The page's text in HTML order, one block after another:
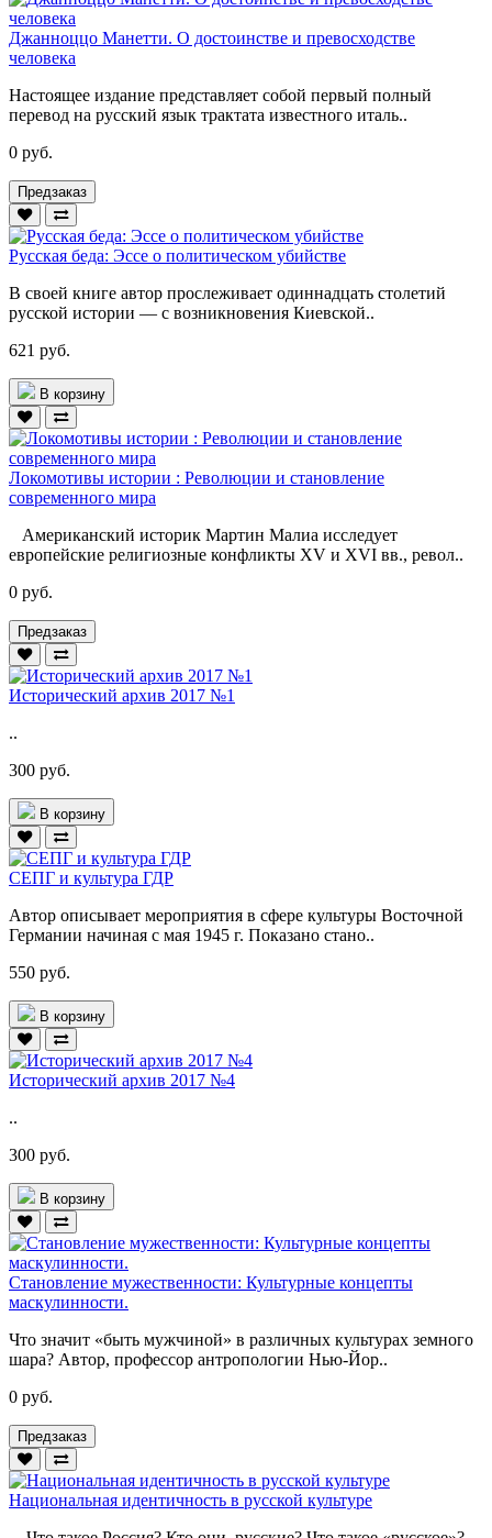
Джанноццо Манетти. О достоинстве и превосходстве
человека
Настоящее издание представляет собой первый полный
перевод на русский язык трактата известного италь..
0 руб.
Предзаказ
Русская беда: Эссе о политическом убийстве
В своей книге автор прослеживает одиннадцать столетий
русской истории — с возникновения Киевской..
621 руб.
В корзину
Локомотивы истории : Революции и становление
современного мира
Американский историк Мартин Малиа исследует
европейские религиозные конфликты XV и XVI вв., револ..
0 руб.
Предзаказ
Исторический архив 2017 №1
..
300 руб.
В корзину
СЕПГ и культура ГДР
Автор описывает мероприятия в сфере культуры Восточной
Германии начиная с мая 1945 г. Показано стано..
550 руб.
В корзину
Исторический архив 2017 №4
..
300 руб.
В корзину
Становление мужественности: Культурные концепты
маскулинности.
Что значит «быть мужчиной» в различных культурах земного
шара? Автор, профессор антропологии Нью-Йор..
0 руб.
Предзаказ
Национальная идентичность в русской культуре